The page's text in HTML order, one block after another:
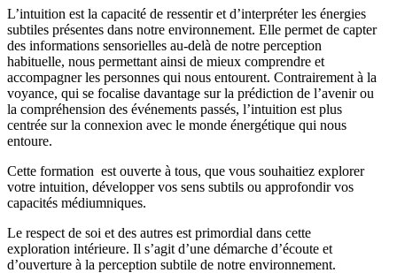
L’intuition est la capacité de ressentir et d’interpréter les énergies
subtiles présentes dans notre environnement. Elle permet de capter
des informations sensorielles au-delà de notre perception
habituelle, nous permettant ainsi de mieux comprendre et
accompagner les personnes qui nous entourent. Contrairement à la
voyance, qui se focalise davantage sur la prédiction de l’avenir ou
la compréhension des événements passés, l’intuition est plus
centrée sur la connexion avec le monde énergétique qui nous
entoure.
Cette formation est ouverte à tous, que vous souhaitiez explorer
votre intuition, développer vos sens subtils ou approfondir vos
capacités médiumniques.
Le respect de soi et des autres est primordial dans cette
exploration intérieure. Il s’agit d’une démarche d’écoute et
d’ouverture à la perception subtile de notre environnement.